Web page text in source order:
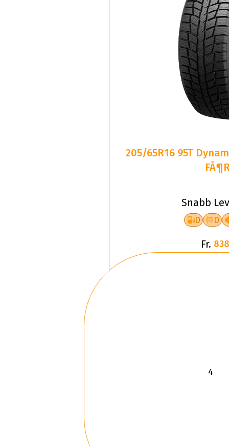
205/65R16 95T
Snabb
D D
Fr.